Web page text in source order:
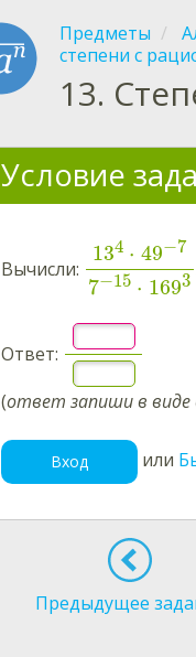
Предметы
степени с
13.
Условие
Вычисли:
134 ⋅ 49−7
7−15 ⋅ 1693
Ответ:
(ответ запиши в виде
Вход или
Предыдущее